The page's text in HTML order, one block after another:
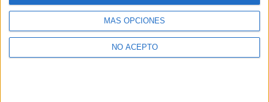
MÁS OPCIONES
NO ACEPTO
Leaflet|©OpenStreetMap